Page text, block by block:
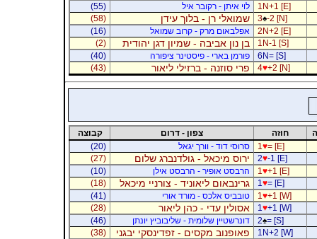
1N+1 [E]
לוי איתן - רקובר איל
(55)
3♠-2 [N] שמואלי רן - בלוך עידן
(58)
2N+2 [E]
אפלבאום מרק - קרוב שמואל
(16)
1N-1 [S]
בן נון אביבה - שמיון דגן יהודית
(2)
6N= [S]
פורמן בארי - פיסטינר ציפורה
(40)
4♥+2 [N] פרי סוזנה - ברזילי ליאור (43)
חוזה צפון - דרום
קבוצה
1 ♥= [E] סרוסי דוד - וורך יגאל
(20)
2♥-1 [E] ירוס מיכאל - גולדנברג שלום
(27)
1 ♥+1 [E] הרבסט אופיר - הרבסט אילן
(10)
1 ♥= [E] גרינבאום ליאוניד - צורניי מיכאל
(18)
1 ♥+1 [W] טובביס אלכס - מורד אורי
(41)
1 ♥+1 [W] אסולין עדי - כהן ליאור
(28)
2♠= [S] דונרשטיין שלומית - שליבוביץ יונתן
(46)
1N+2 [W]
פאופנוב מקסים - זפדינסקי יבגני
(38)